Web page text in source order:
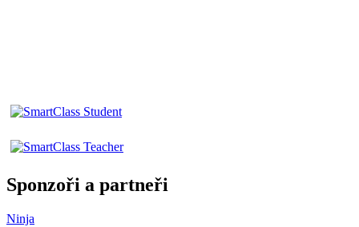
Sponzoři a partneři
Ninja